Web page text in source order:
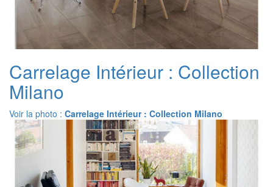
Carrelage Intérieur : Collection
Milano
Voir la photo : Carrelage Intérieur : Collection Milano